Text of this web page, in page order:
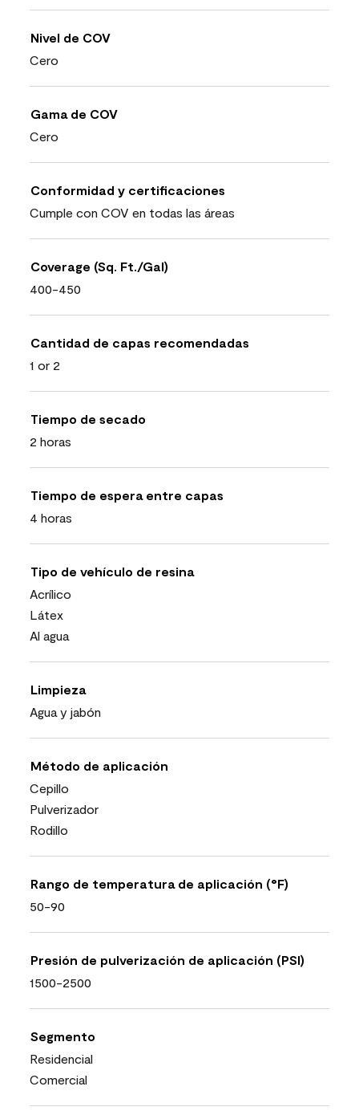
Nivel de COV
Cero
Gama de COV
Cero
Conformidad y certificaciones
Cumple con COV en todas las áreas
Coverage (Sq. Ft./Gal)
400-450
Cantidad de capas recomendadas
1 or 2
Tiempo de secado
2 horas
Tiempo de espera entre capas
4 horas
Tipo de vehículo de resina
Acrílico
Látex
Al agua
Limpieza
Agua y jabón
Método de aplicación
Cepillo
Pulverizador
Rodillo
Rango de temperatura de aplicación (°F)
50-90
Presión de pulverización de aplicación (PSI)
1500-2500
Segmento
Residencial
Comercial